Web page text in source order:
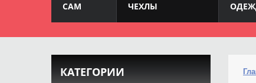
САМ
ЧЕХЛЫ
КАТЕГОРИИ